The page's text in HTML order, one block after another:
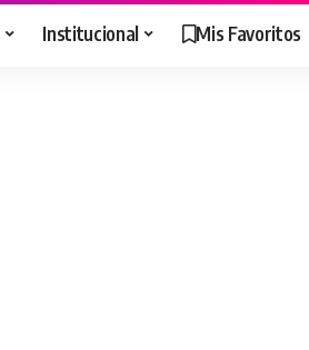
Institucional Mis Favoritos